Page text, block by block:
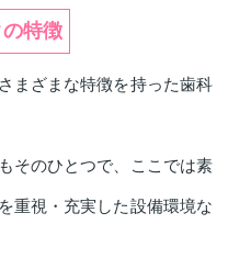
特徴
まざまな特徴を持った歯科
そのひとつで、ここでは素
重視・充実した設備環境な